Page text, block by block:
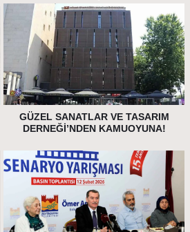
GÜZEL SANATLAR VE TASARIM
DERNEĞİ’NDEN KAMUOYUNA!